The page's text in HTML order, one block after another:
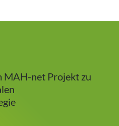
MAH-net Projekt zu